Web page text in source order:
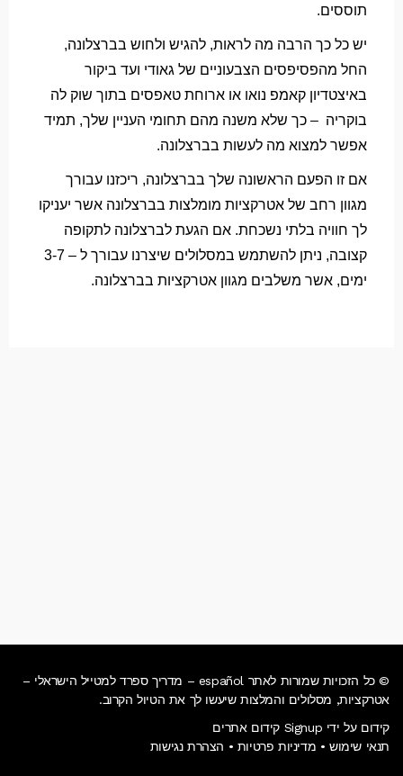
תוססים.
יש כל כך הרבה מה לראות, להגיש ולחוש בברצלונה,
החל מהפסיפסים הצבעוניים של גאודי ועד ביקור
באיצטדיון קאמפ נואו או ארוחת טאפסים בתוך שוק לה
בוקריה – כך שלא משנה מהם תחומי העניין שלך, תמיד
אפשר למצוא מה לעשות בברצלונה.
אם זו הפעם הראשונה שלך בברצלונה, ריכזנו עבורך
מגוון רחב של אטרקציות מומלצות בברצלונה אשר יעניקו
לך חוויה בלתי נשכחת. אם הגעת לברצלונה לתקופה
קצובה, ניתן להשתמש במסלולים שיצרנו עבורך ל – 3-7
ימים, אשר משלבים מגוון אטרקציות בברצלונה.
© כל הזכויות שמורות לאתר español – מדריך ספרד למטייל הישראלי –
אטרקציות, מסלולים והמלצות שיעשו לך את הטיול הקרוב.
קידום על ידי Signup קידום אתרים
תנאי שימוש • מדיניות פרטיות • הצהרת נגישות